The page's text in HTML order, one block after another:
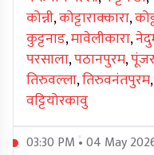
कोन्नी,कोट्टाराक्कारा,
कुट्टनाड,मावेलीकारा,
परसाला,पठानपुरम,
तिरुवल्ला,तिरुवनंतपुरम,
वट्टियोरकावु
03:30 PM • 04 May